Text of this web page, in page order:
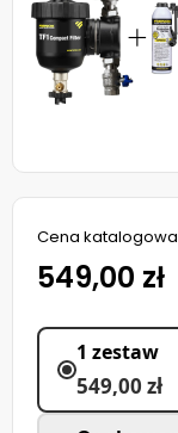
Cena
549,00 zł
1 zestaw
549,00 zł